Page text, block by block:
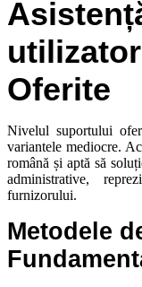
Oferite
Nivelul suportului
variantele mediocre.
română și aptă să
administrative,
furnizorului.
Metodele